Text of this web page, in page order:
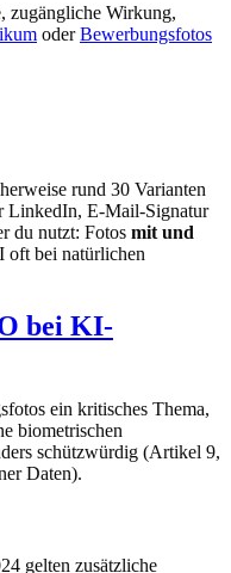
zugängliche Wirkung,
oderBewerbungsfotos
rund 30 Varianten
LinkedIn, E-Mail-Signatur
du nutzt: Fotos mit und
oft bei natürlichen
bei KI-
ein kritisches Thema,
biometrischen
schützwürdig (Artikel 9,
Daten).
gelten zusätzliche